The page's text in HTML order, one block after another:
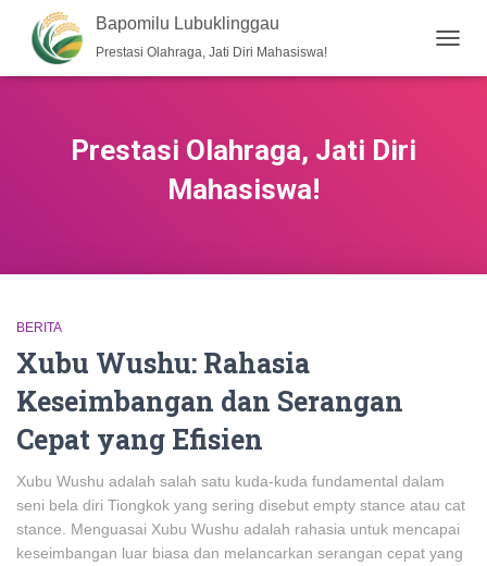
Bapomilu Lubuklinggau
Prestasi Olahraga, Jati Diri Mahasiswa!
Prestasi Olahraga, Jati Diri
Mahasiswa!
BERITA
Xubu Wushu: Rahasia
Keseimbangan dan Serangan
Cepat yang Efisien
Xubu Wushu adalah salah satu kuda-kuda fundamental dalam
seni bela diri Tiongkok yang sering disebut empty stance atau cat
stance. Menguasai Xubu Wushu adalah rahasia untuk mencapai
keseimbangan luar biasa dan melancarkan serangan cepat yang